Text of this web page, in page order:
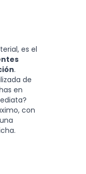
es el
.
de
en
con